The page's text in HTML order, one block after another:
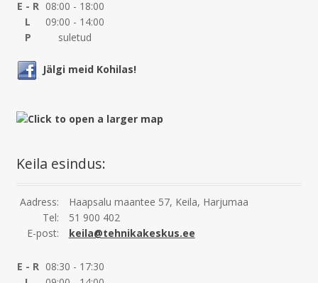
E - R 08:00 - 18:00
L
09:00 - 14:00
P
suletud
Jälgi meid Kohilas!
Keila esindus:
Aadress:
Haapsalu maantee 57, Keila, Harjumaa
Tel:
51 900 402
E-post:
keila@tehnikakeskus.ee
E - R 08:30 - 17:30